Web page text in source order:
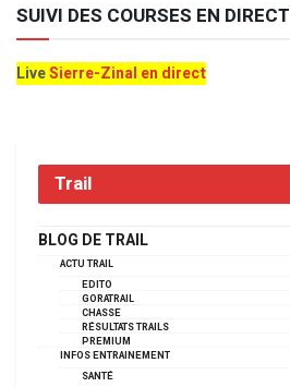
SUIVI DES COURSES EN DIRECT
LiveSierre-Zinal en direct
Trail
BLOG DE TRAIL
ACTU TRAIL
EDITO
GORATRAIL
CHASSE
RÉSULTATS TRAILS
PREMIUM
INFOS ENTRAINEMENT
SANTÉ